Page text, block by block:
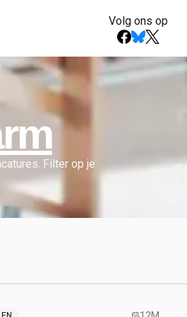
Volg ons op
Filter op je